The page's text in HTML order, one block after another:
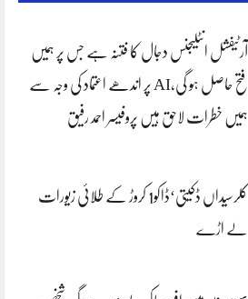
آرٹیفشل انٹلیجنس دجال کا فتنہ ہے جس پر ہمیں
فتح حاصل ہو گی،AI پر اندھے اعتماد کی وجہ سے
ہمیں خطرات لاحق ہیں پروفیسر احمد رفیق
کلرسیداں ڈکیتی‘ڈاکو1 کروڑ کے طلائی زیورات
لے اڑے